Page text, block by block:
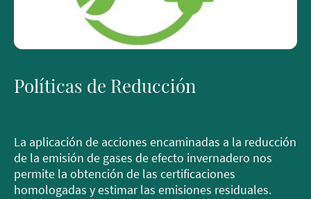
Políticas de Reducción
La aplicación de acciones encaminadas a la reducción
de la emisión de gases de efecto invernadero nos
permite la obtención de las certificaciones
homologadas y estimar las emisiones residuales.